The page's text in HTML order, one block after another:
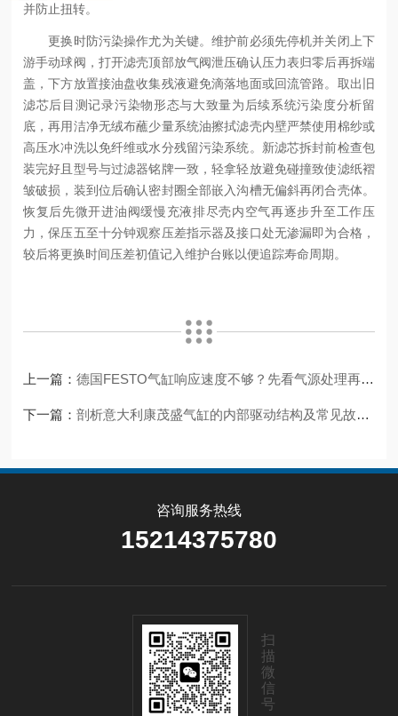
并防止扭转。
更换时防污染操作尤为关键。维护前必须先停机并关闭上下
游手动球阀，打开滤壳顶部放气阀泄压确认压力表归零后再拆端
盖，下方放置接油盘收集残液避免滴落地面或回流管路。取出旧
滤芯后目测记录污染物形态与大致量为后续系统污染度分析留
底，再用洁净无绒布蘸少量系统油擦拭滤壳内壁严禁使用棉纱或
高压水冲洗以免纤维或水分残留污染系统。新滤芯拆封前检查包
装完好且型号与过滤器铭牌一致，轻拿轻放避免碰撞致使滤纸褶
皱破损，装到位后确认密封圈全部嵌入沟槽无偏斜再闭合壳体。
恢复后先微开进油阀缓慢充液排尽壳内空气再逐步升至工作压
力，保压五至十分钟观察压差指示器及接口处无渗漏即为合格，
较后将更换时间压差初值记入维护台账以便追踪寿命周期。
上一篇：德国FESTO气缸响应速度不够？先看气源处理再换阀
下一篇：剖析意大利康茂盛气缸的内部驱动结构及常见故障维修要领
咨询服务热线
15214375780
扫
描
微
信
号